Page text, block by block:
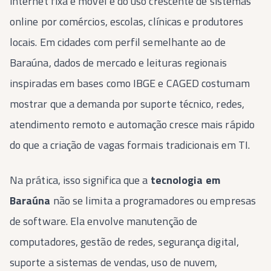
online por comércios, escolas, clínicas e produtores
locais. Em cidades com perfil semelhante ao de
Baraúna, dados de mercado e leituras regionais
inspiradas em bases como IBGE e CAGED costumam
mostrar que a demanda por suporte técnico, redes,
atendimento remoto e automação cresce mais rápido
do que a criação de vagas formais tradicionais em TI.
Na prática, isso significa que a tecnologia em
Baraúna não se limita a programadores ou empresas
de software. Ela envolve manutenção de
computadores, gestão de redes, segurança digital,
suporte a sistemas de vendas, uso de nuvem,